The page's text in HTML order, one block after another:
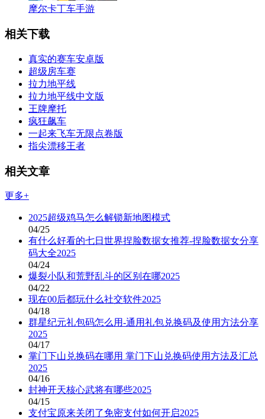
摩尔卡丁车手游
相关下载
真实的赛车安卓版
超级房车赛
拉力地平线
拉力地平线中文版
王牌摩托
疯狂飙车
一起来飞车无限点卷版
指尖漂移王者
相关文章
更多+
2025超级鸡马怎么解锁新地图模式
04/25
有什么好看的七日世界捏脸数据女推荐-捏脸数据女分享
码大全2025
04/24
爆裂小队和荒野乱斗的区别在哪2025
04/22
现在00后都玩什么社交软件2025
04/18
群星纪元礼包码怎么用-通用礼包兑换码及使用方法分享
2025
04/17
掌门下山兑换码在哪用 掌门下山兑换码使用方法及汇总
2025
04/16
封神开天核心武将有哪些2025
04/15
支付宝原来关闭了免密支付如何开启2025